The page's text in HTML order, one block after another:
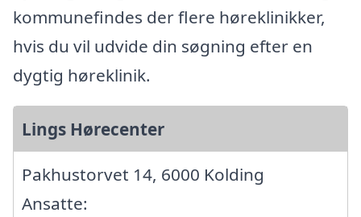
kommunefindes der flere høreklinikker,
hvis du vil udvide din søgning efter en
dygtig høreklinik.
Lings Hørecenter
Pakhustorvet 14, 6000 Kolding
Ansatte: